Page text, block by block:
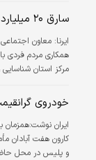
سارق ۲۰ میلیارد ریال طلا دستگیر شد
ایرنا: معاون
مرکز استان
خودروی
ایران
و پلیس در محل